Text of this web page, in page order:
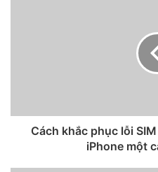
Cách khắc phục lỗi
iPhone một